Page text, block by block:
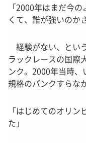
「2000年はまだ今
くて、誰が強いのか
経験がない、とい
ラックレースの国際
ンク。2000年当時
規格のバンクすらな
「はじめてのオリ
た」